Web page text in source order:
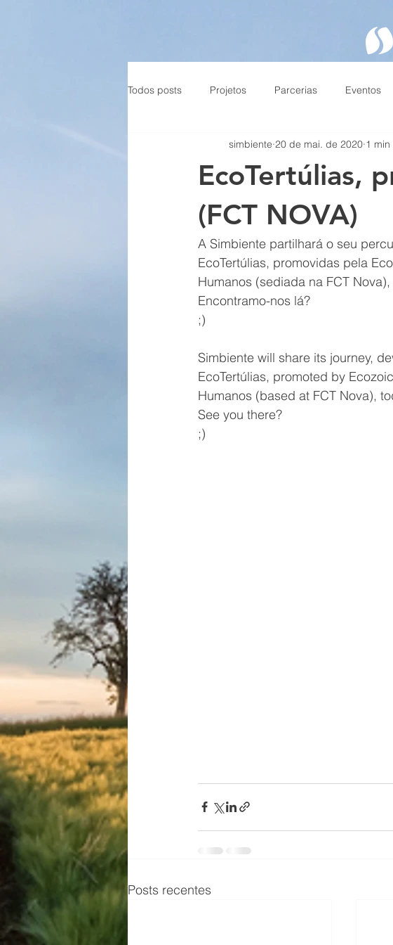
Todos posts Projetos Parcerias Eventos
EcoTertúlias,
(FCT NOVA)
simbiente 20 de mai. de 2020 1
A Simbiente partilhará o seu
EcoTertúlias, promovidas pela
Humanos (sediada na FCT
Encontramo-nos lá?
;)
Simbiente will share its journey,
EcoTertúlias, promoted by
Humanos (based at FCT Nova),
See you there?
;)
Posts recentes